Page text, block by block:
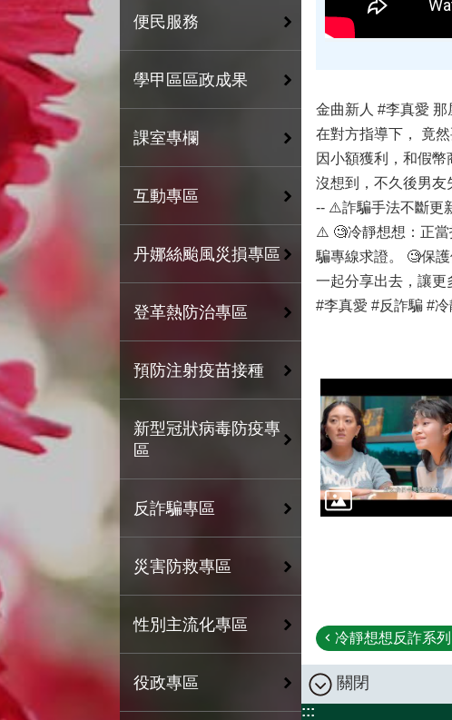
便民服務
學甲區區政成果
課室專欄
互動專區
丹娜絲颱風災損專區
登革熱防治專區
預防注射疫苗接種
新型冠狀病毒防疫專
區
反詐騙專區
災害防救專區
性別主流化專區
役政專區
金曲新人 #李真愛 那
在對⽅指導下， 竟
因小額獲利，和假幣
沒想到，不久後男友
-- ⚠️詐騙手法不斷更
⚠️ 🧐冷靜想想：正當
騙專線求證。 🧐保
一起分享出去，讓更
#李真愛 #反詐騙 #
冷靜想想反詐系
關閉
:::